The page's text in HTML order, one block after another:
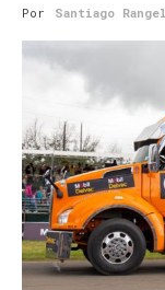
Por Santiago